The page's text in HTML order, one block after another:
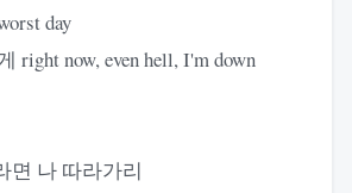
day
right now, even hell, I'm down
면 나 따라가리